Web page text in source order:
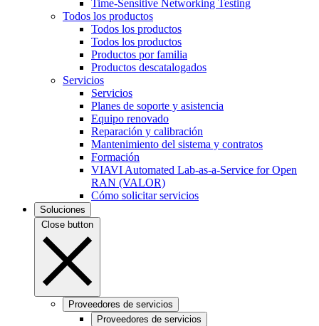
Time-Sensitive Networking Testing
Todos los productos
Todos los productos
Todos los productos
Productos por familia
Productos descatalogados
Servicios
Servicios
Planes de soporte y asistencia
Equipo renovado
Reparación y calibración
Mantenimiento del sistema y contratos
Formación
VIAVI Automated Lab-as-a-Service for Open
RAN (VALOR)
Cómo solicitar servicios
Soluciones
Close button
Proveedores de servicios
Proveedores de servicios